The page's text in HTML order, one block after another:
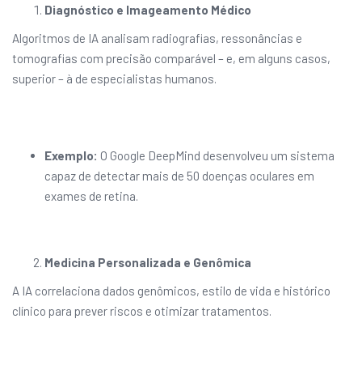
Diagnóstico e Imageamento Médico
Algoritmos de IA analisam radiografias, ressonâncias e
tomografias com precisão comparável – e, em alguns casos,
superior – à de especialistas humanos.
Exemplo: O Google DeepMind desenvolveu um sistema
capaz de detectar mais de 50 doenças oculares em
exames de retina.
Medicina Personalizada e Genômica
A IA correlaciona dados genômicos, estilo de vida e histórico
clínico para prever riscos e otimizar tratamentos.